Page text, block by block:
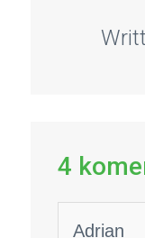
4
Adrian